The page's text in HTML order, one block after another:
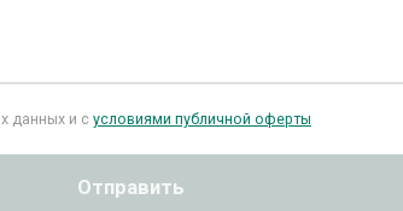
данных и с условиями публичной оферты
Отправить